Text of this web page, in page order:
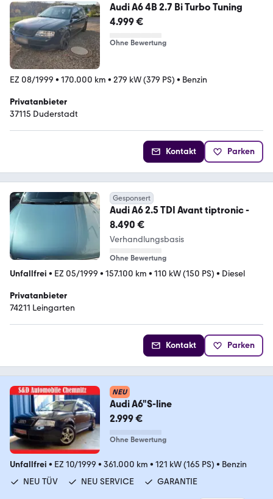
Audi A6 4B 2.7 Bi Turbo Tuning
4.999 €
Ohne Bewertung
EZ 08/1999 • 170.000 km • 279 kW (379 PS) • Benzin
Privatanbieter
37115 Duderstadt
Kontakt Parken
Gesponsert
Audi A6 2.5 TDI Avant tiptronic -
8.490 €
Verhandlungsbasis
Ohne Bewertung
Unfallfrei • EZ 05/1999 • 157.100 km • 110 kW (150 PS) • Diesel
Privatanbieter
74211 Leingarten
Kontakt Parken
NEU
Audi A6"S-line
2.999 €
Ohne Bewertung
Unfallfrei • EZ 10/1999 • 361.000 km • 121 kW (165 PS) • Benzin
NEU TÜV
NEU SERVICE GARANTIE